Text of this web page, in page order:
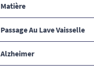
Matière
Passage Au Lave Vaisselle
Alzheimer